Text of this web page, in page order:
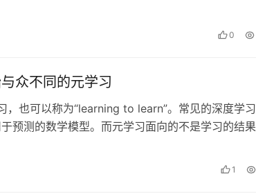
0
众不同的元学习
，也可以称为“learning to learn”。常见的深度学
预测的数学模型。而元学习面向的不是学习的结
1